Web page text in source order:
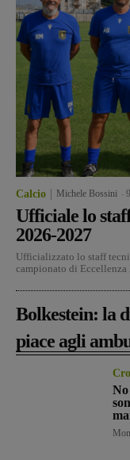
Calcio Michele Bossini
Ufficiale lo
2026-2027
Ufficializzato lo staff
campionato di Eccellenza
Bolkestein: la
piace agli